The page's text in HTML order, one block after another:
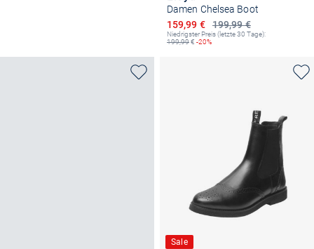
Damen Chelsea Boot
199,99 €
Ermäßigter Preis
159,99 €
Niedrigster Preis (letzte 30 Tage):
199,99€ -20%
Sale